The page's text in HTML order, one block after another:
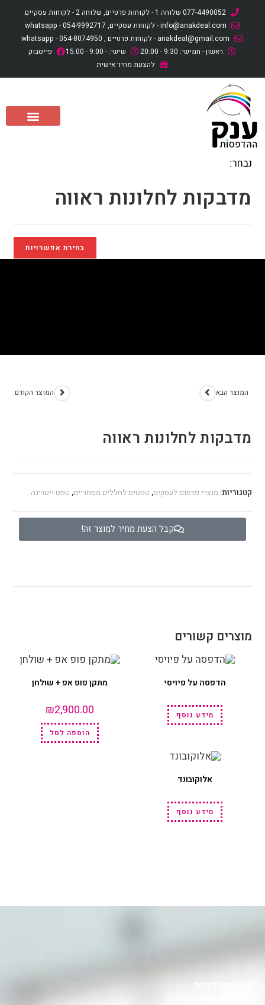
077-4490052 שלוחה 1 - לקוחות פרטיים, שלוחה 2 - לקוחות עסקיים
info@anakdeal.com - לקוחות עסקיים, whatsapp - 054-9992717
anakdeal@gmail.com - לקוחות פרטיים , whatsapp - 054-8074950
ראשון - חמישי: 9:30 - 20:00
שישי: - 9:00 - 15:00
פייסבוק
להצעת מחיר אישית
נבחר:
מדבקות לחלונות ראווה
בחירת אפשרויות
המוצר הקודם המוצר הבא
מדבקות לחלונות ראווה
קטגוריות: מוצרי פרסום לעסקים, טפטים לחללים מסחריים, טפט ויטרינה
קבל הצעת מחיר למוצר זה!
מוצרים קשורים
הדפסה על פיויסי
מידע נוסף
מתקן פופ אפ + שולחן
₪2,900.00
הוספה לסל
אלוקובונד
מידע נוסף